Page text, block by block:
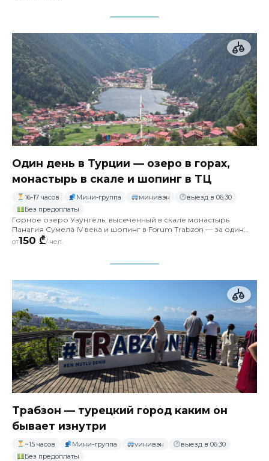
Один день в Турции — озеро в горах,
монастырь в скале и шопинг в ТЦ
16-17 часов Мини-группа минивэн
выезд в 06:30
Без предоплаты
Горное озеро Узунгёль, высеченный в скале монастырь
Панагия Сумела IV века и шопинг в Forum Trabzon — за один
длинный день из Батуми
от150 ₾/ чел.
Трабзон — турецкий город каким он
бывает изнутри
~15 часов Мини-группа vинивэн
выезд в 06:30
Без предоплаты